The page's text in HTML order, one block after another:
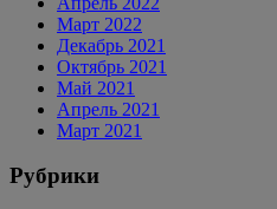
Март 2022
Декабрь 2021
Октябрь 2021
Май 2021
Апрель 2021
Март 2021
Рубрики